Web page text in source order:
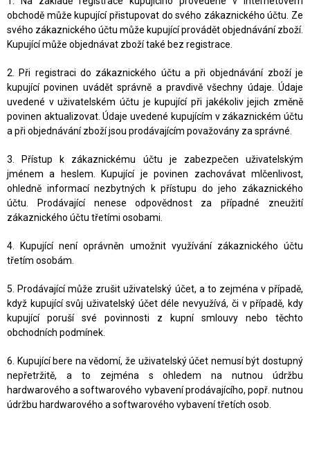
obchodě může kupující přistupovat do svého zákaznického účtu. Ze
svého zákaznického účtu může kupující provádět objednávání zboží.
Kupující může objednávat zboží také bez registrace.
2. Při registraci do zákaznického účtu a při objednávání zboží je
kupující povinen uvádět správně a pravdivě všechny údaje. Údaje
uvedené v uživatelském účtu je kupující při jakékoliv jejich změně
povinen aktualizovat. Údaje uvedené kupujícím v zákaznickém účtu
a při objednávání zboží jsou prodávajícím považovány za správné.
3. Přístup k zákaznickému účtu je zabezpečen uživatelským
jménem a heslem. Kupující je povinen zachovávat mlčenlivost,
ohledně informací nezbytných k přístupu do jeho zákaznického
účtu. Prodávající nenese odpovědnost za případné zneužití
zákaznického účtu třetími osobami.
4. Kupující není oprávněn umožnit využívání zákaznického účtu
třetím osobám.
5. Prodávající může zrušit uživatelský účet, a to zejména v případě,
když kupující svůj uživatelský účet déle nevyužívá, či v případě, kdy
kupující poruší své povinnosti z kupní smlouvy nebo těchto
obchodních podmínek.
6. Kupující bere na vědomí, že uživatelský účet nemusí být dostupný
nepřetržitě, a to zejména s ohledem na nutnou údržbu
hardwarového a softwarového vybavení prodávajícího, popř. nutnou
údržbu hardwarového a softwarového vybavení třetích osob.